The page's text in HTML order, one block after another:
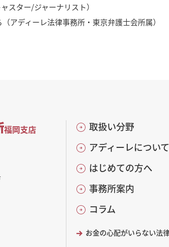
スター/ジャーナリスト）
アディーレ法律事務所・東京弁護士会所属）
福岡支店
取扱い分野
アディーレについて
はじめての方へ
事務所案内
コラム
お金の心配がいらない法